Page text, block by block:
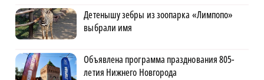
Детенышу зебры из зоопарка «Лимпопо»
выбрали имя
Объявлена программа празднования 805-
летия Нижнего Новгорода